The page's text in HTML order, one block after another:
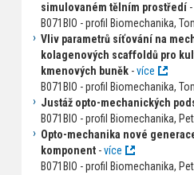
simulovaném tělním prostředí-
B071BIO - profil Biomechanika,
Vliv parametrů síťování na
kolagenových scaffoldů pro
kmenových buněk-více
B071BIO - profil Biomechanika,
Justáž opto-mechanických
B071BIO - profil Biomechanika,
Opto-mechanika nové
komponent-více
B071BIO - profil Biomechanika,